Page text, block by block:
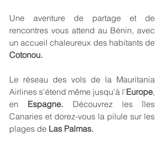
Une aventure de partage et de
rencontres vous attend au Bénin, avec
Cotonou.
Le réseau des vols de la Mauritania
Airlines s'étend même jusqu'à l'Europe,
en Espagne. Découvrez les îles
Canaries et dorez-vous la pilule sur les
plages de Las Palmas.